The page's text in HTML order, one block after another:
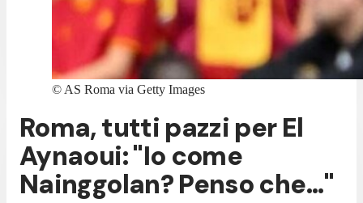
© AS Roma via Getty Images
Roma, tutti pazzi per El
Aynaoui: "Io come
Nainggolan? Penso che..."